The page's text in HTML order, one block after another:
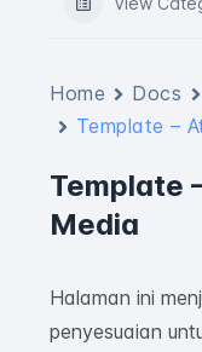
Home Docs
Template –
Template
Media
Halaman ini
penyesuaian